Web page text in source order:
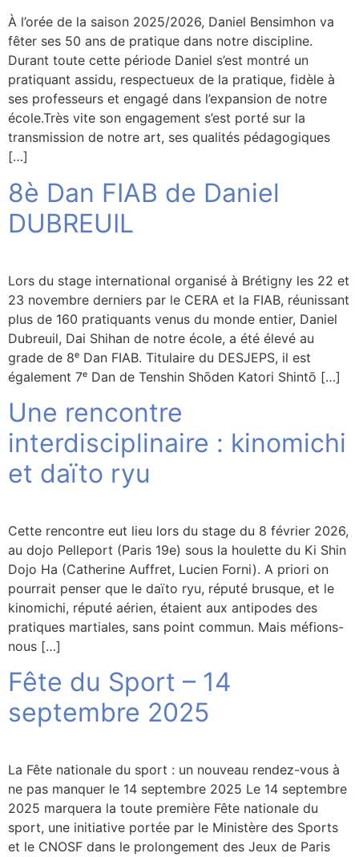
À l’orée de la saison 2025/2026, Daniel Bensimhon va
fêter ses 50 ans de pratique dans notre discipline.
Durant toute cette période Daniel s’est montré un
pratiquant assidu, respectueux de la pratique, fidèle à
ses professeurs et engagé dans l’expansion de notre
école.Très vite son engagement s’est porté sur la
transmission de notre art, ses qualités pédagogiques
[…]
8è Dan FIAB de Daniel
DUBREUIL
Lors du stage international organisé à Brétigny les 22 et
23 novembre derniers par le CERA et la FIAB, réunissant
plus de 160 pratiquants venus du monde entier, Daniel
Dubreuil, Dai Shihan de notre école, a été élevé au
grade de 8ᵉ Dan FIAB. Titulaire du DESJEPS, il est
également 7ᵉ Dan de Tenshin Shōden Katori Shintō […]
Une rencontre
interdisciplinaire : kinomichi
et daïto ryu
Cette rencontre eut lieu lors du stage du 8 février 2026,
au dojo Pelleport (Paris 19e) sous la houlette du Ki Shin
Dojo Ha (Catherine Auffret, Lucien Forni). A priori on
pourrait penser que le daïto ryu, réputé brusque, et le
kinomichi, réputé aérien, étaient aux antipodes des
pratiques martiales, sans point commun. Mais méfions-
nous […]
Fête du Sport – 14
septembre 2025
La Fête nationale du sport : un nouveau rendez-vous à
ne pas manquer le 14 septembre 2025 Le 14 septembre
2025 marquera la toute première Fête nationale du
sport, une initiative portée par le Ministère des Sports
et le CNOSF dans le prolongement des Jeux de Paris